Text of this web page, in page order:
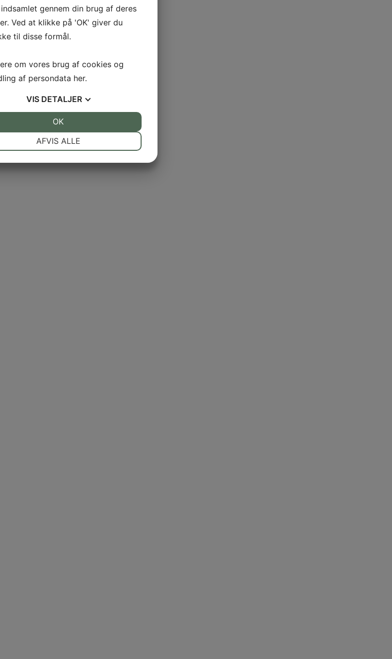
gennem din brug af deres
Ved at klikke på 'OK' giver du
til disse formål.
om vores brug af cookies og
af persondata her.
VIS DETALJER
AFVIS ALLE
OK